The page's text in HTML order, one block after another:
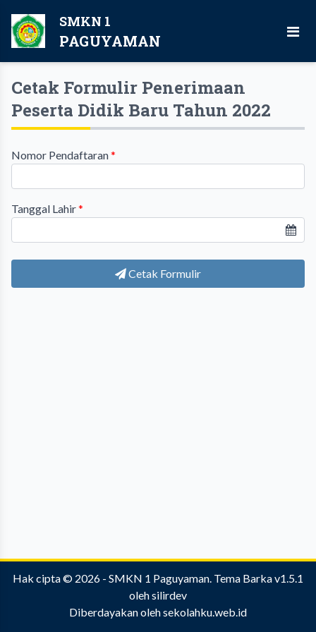
SMKN 1
PAGUYAMAN
Cetak Formulir Penerimaan
Peserta Didik Baru Tahun 2022
Nomor Pendaftaran*
Tanggal Lahir*
Cetak Formulir
Hak cipta © 2026 - SMKN 1 Paguyaman. Tema Barka v1.5.1
olehsilirdev
Diberdayakan olehsekolahku.web.id